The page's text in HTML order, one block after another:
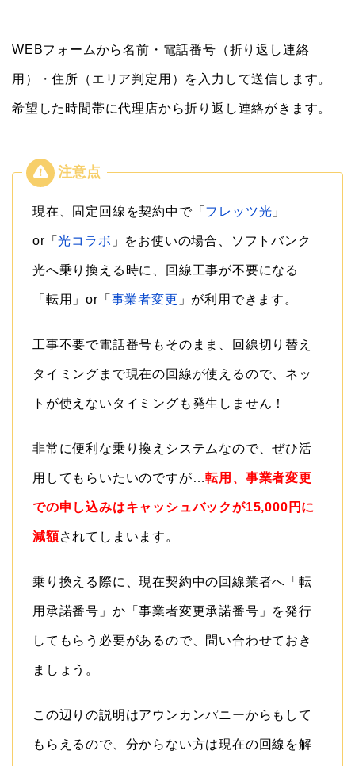
WEBフォームから名前・電話番号（折り返し連絡
用）・住所（エリア判定用）を入力して送信します。
希望した時間帯に代理店から折り返し連絡がきます。
現在、固定回線を契約中で「 フレッツ光 」
or「光コラボ 」をお使いの場合、ソフトバンク
光へ乗り換える時に、回線工事が不要になる
「転用」or「 事業者変更 」が利用できます。
工事不要で電話番号もそのまま、回線切り替え
タイミングまで現在の回線が使えるので、ネッ
トが使えないタイミングも発生しません！
非常に便利な乗り換えシステムなので、ぜひ活
用してもらいたいのですが…転用、事業者変更
での申し込みはキャッシュバックが15,000円に
減額されてしまいます。
乗り換える際に、現在契約中の回線業者へ「転
用承諾番号」か「事業者変更承諾番号」を発行
してもらう必要があるので、問い合わせておき
ましょう。
この辺りの説明はアウンカンパニーからもして
もらえるので、分からない方は現在の回線を解